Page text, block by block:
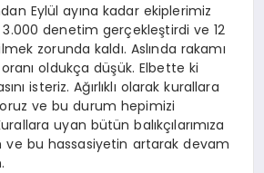
Eylül ayına kadar ekiplerimiz
denetim gerçekleştirdi ve 12
zorunda kaldı. Aslında rakamı
oranı oldukça düşük. Elbette ki
isteriz. Ağırlıklı olarak kurallara
ve bu durum hepimizi
uyan bütün balıkçılarımıza
ve bu hassasiyetin artarak devam